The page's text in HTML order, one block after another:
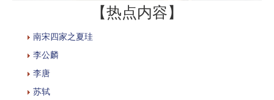
【热点内容】
南宋四家之夏珪
李公麟
李唐
苏轼